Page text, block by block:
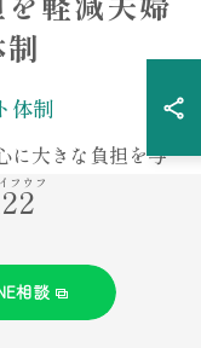
体制
に大きな負担を与
夫婦の窓口の探
リングによる心
丁寧に説明する
目指していま
フウフ
相談